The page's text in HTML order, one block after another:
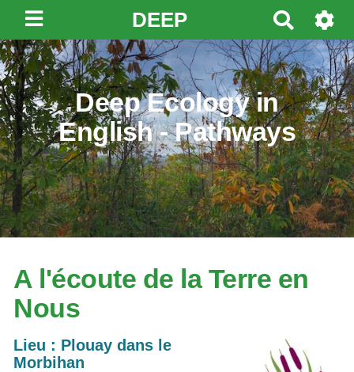
DEEP
e
c
h
e
r
c
h
e
r
Deep Ecology in
English - Pathways
A l'écoute de la Terre en
Nous
Lieu : Plouay dans le
Morbihan